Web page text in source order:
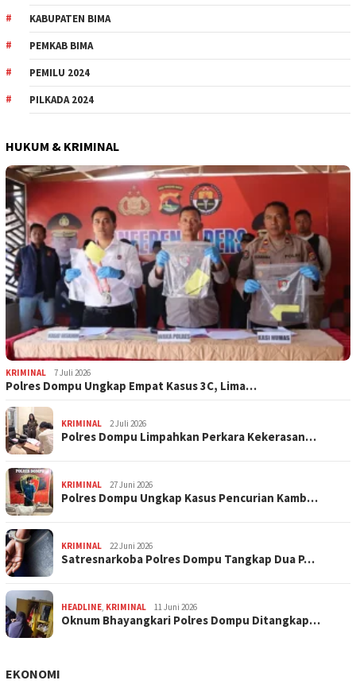
KABUPATEN BIMA
PEMKAB BIMA
PEMILU 2024
PILKADA 2024
HUKUM & KRIMINAL
KRIMINAL 7 Juli 2026
Polres Dompu Ungkap Empat Kasus 3C, Lima…
KRIMINAL 2 Juli 2026
Polres Dompu Limpahkan Perkara Kekerasan…
KRIMINAL 27 Juni 2026
Polres Dompu Ungkap Kasus Pencurian Kamb…
KRIMINAL 22 Juni 2026
Satresnarkoba Polres Dompu Tangkap Dua P…
HEADLINE, KRIMINAL 11 Juni 2026
Oknum Bhayangkari Polres Dompu Ditangkap…
EKONOMI